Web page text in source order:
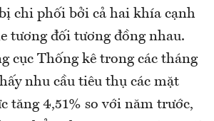
chi phối bởi cả hai khía cạnh
tương đối tương đồng nhau.
cục Thống kê trong các tháng
nhu cầu tiêu thụ các mặt
tăng 4,51% so với năm trước,